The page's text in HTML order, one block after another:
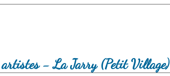
artistes - La Jarry (Petit Village)